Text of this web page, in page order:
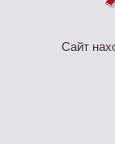
Сайт